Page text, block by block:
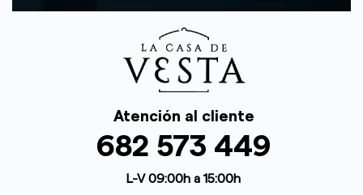
Atención al cliente
682 573 449
L-V 09:00h a 15:00h